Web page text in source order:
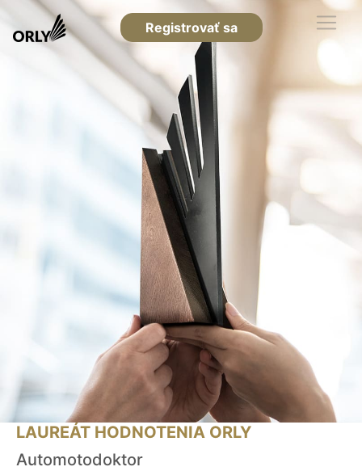
Registrovať sa
LAUREÁT HODNOTENIA ORLY
Automotodoktor